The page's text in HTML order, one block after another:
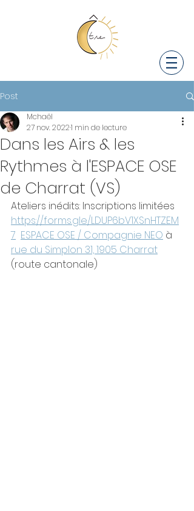
Post
Dans les Airs & les
Rythmes à l'ESPACE OSE
de Charrat (VS)
Mchaël
27 nov. 20221 min de lecture
Ateliers inédits: Inscriptions limitées
https://forms.gle/LDUP6bV1XSnHTZEM
7 ESPACE OSE / Compagnie NEO à
rue du Simplon 31, 1905 Charrat
(route cantonale)